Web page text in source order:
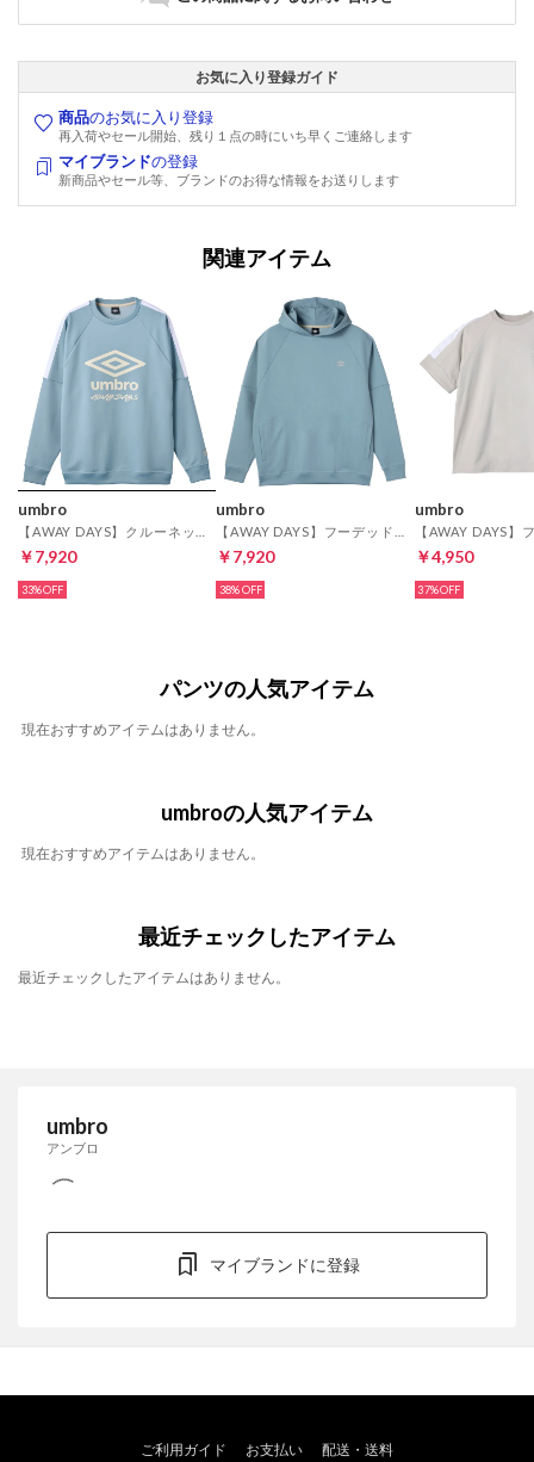
お気に入り登録ガイド
商品のお気に入り登録
再入荷やセール開始、残り１点の時にいち早くご連絡します
マイブランドの登録
新商品やセール等、ブランドのお得な情報をお送りします
関連アイテム
umbro
￥7,920
33%
umbro
￥7,920
38%
umbro
￥4,950
37%
パンツの人気アイテム
現在おすすめアイテムはありません。
umbroの人気アイテム
現在おすすめアイテムはありません。
最近チェックしたアイテム
最近チェックしたアイテムはありません。
umbro
アンブロ
マイブランドに登録
ご利用ガイド お支払い 配送・送料